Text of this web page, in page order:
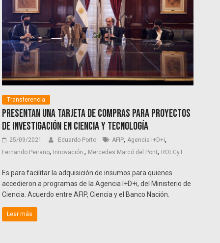
Transferencia
Presentan una tarjeta de compras para proyectos
de investigación en Ciencia y Tecnología
25/09/2021 Eduardo Porto AFIP, Agencia I+D+i,
Fernando Peirano, Innovación., Mercedes Marcó del Pont, ROECyT
Es para facilitar la adquisición de insumos para quienes
accedieron a programas de la Agencia I+D+i, del Ministerio de
Ciencia. Acuerdo entre AFIP, Ciencia y el Banco Nación.
Leer más